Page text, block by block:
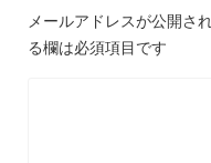
メールアドレスが公開さ
る欄は必須項目です